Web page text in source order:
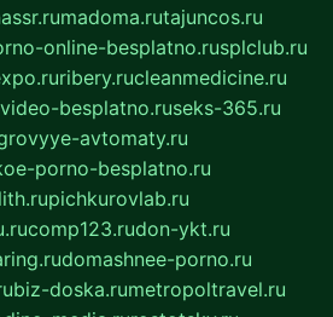
madoma.rutajuncos.ru
online-besplatno.rusplclub.ru
ribery.rucleanmedicine.ru
besplatno.ruseks-365.ru
avtomaty.ru
porno-besplatno.ru
pichkurovlab.ru
comp123.rudon-ykt.ru
domashnee-porno.ru
biz-doska.rumetropoltravel.ru